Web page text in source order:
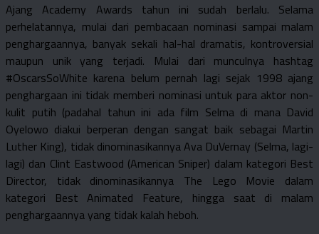
Ajang Academy Awards tahun ini sudah berlalu. Selama
perhelatannya, mulai dari pembacaan nominasi sampai malam
penghargaannya, banyak sekali hal-hal dramatis, kontroversial
maupun unik yang terjadi. Mulai dari munculnya hashtag
#OscarsSoWhite karena belum pernah lagi sejak 1998 ajang
penghargaan ini tidak memberi nominasi untuk para aktor non-
kulit putih (padahal tahun ini ada film Selma di mana David
Oyelowo diakui berperan dengan sangat baik sebagai Martin
Luther King), tidak dinominasikannya Ava DuVernay (Selma, lagi-
lagi) dan Clint Eastwood (American Sniper) dalam kategori Best
Director, tidak dinominasikannya The Lego Movie dalam
kategori Best Animated Feature, hingga saat di malam
penghargaannya yang tidak kalah heboh.